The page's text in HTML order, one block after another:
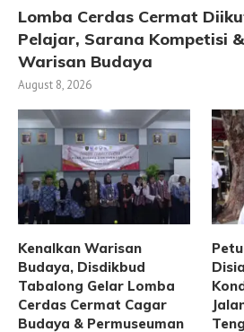
Lomba Cerdas Cermat
Pelajar, Sarana Kompetisi
Warisan Budaya
August 8, 2026
Kenalkan Warisan
Budaya, Disdikbud
Tabalong Gelar Lomba
Cerdas Cermat Cagar
Budaya & Permuseuman